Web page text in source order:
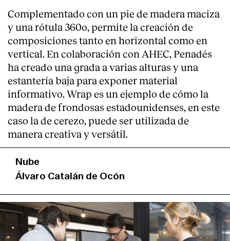
Complementado con un pie de madera maciza
y una rótula 360o, permite la creación de
composiciones tanto en horizontal como en
vertical. En colaboración con AHEC, Penadés
ha creado una grada a varias alturas y una
estantería baja para exponer material
informativo. Wrap es un ejemplo de cómo la
madera de frondosas estadounidenses, en este
caso la de cerezo, puede ser utilizada de
manera creativa y versátil.
Nube
Álvaro Catalán de Ocón